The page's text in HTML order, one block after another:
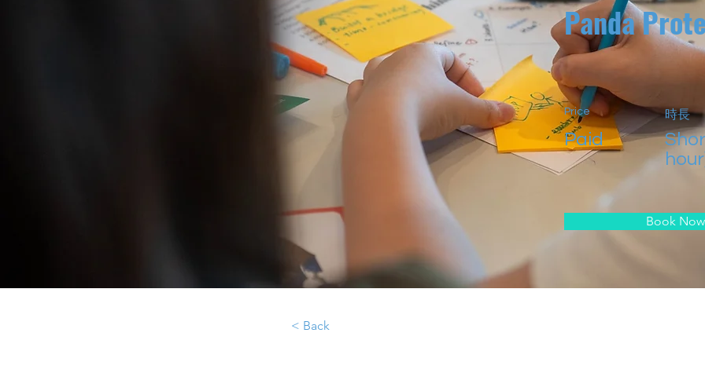
Panda
Price
Paid
時長
Book Now
< Back